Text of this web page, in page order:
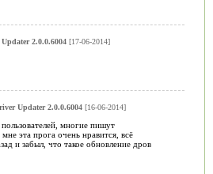
2.0.0.6004[17-06-2014]
Updater 2.0.0.6004[16-06-2014]
многие пишут
эта прога очень нравится, всё
и забыл, что такое обновление дров